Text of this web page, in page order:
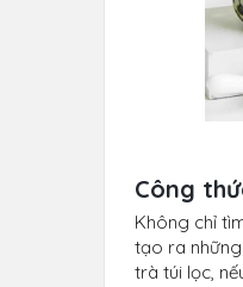
Công
Không chỉ
tạo ra
trà túi lọc,